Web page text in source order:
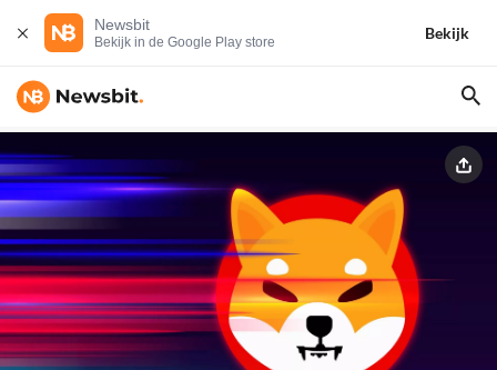
Newsbit
Bekijk in de Google Play store
Bekijk